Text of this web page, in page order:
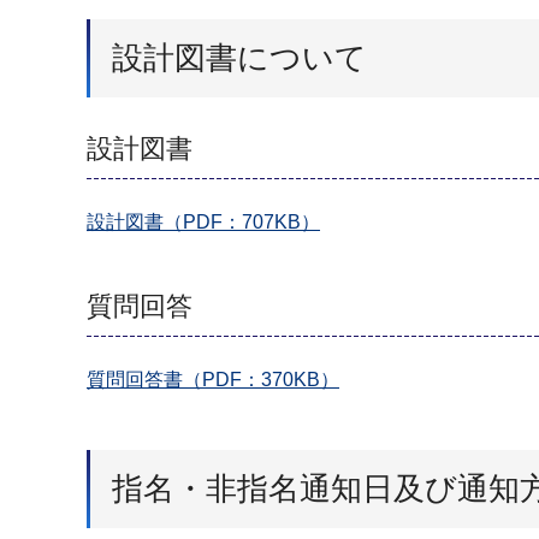
設計図書について
設計図書
設計図書（PDF：707KB）
質問回答
質問回答書（PDF：370KB）
指名・非指名通知日及び通知